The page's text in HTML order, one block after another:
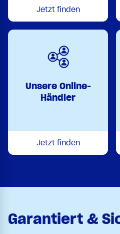
Jetzt finden
Unsere Online-
Händler
Jetzt finden
Garantiert &